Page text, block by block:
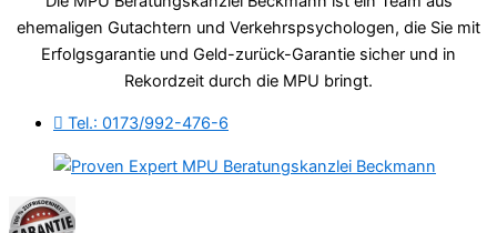
ehemaligen Gutachtern und Verkehrspsychologen, die Sie mit
Erfolgsgarantie und Geld-zurück-Garantie sicher und in
Rekordzeit durch die MPU bringt.
Tel.: 0173/992-476-6